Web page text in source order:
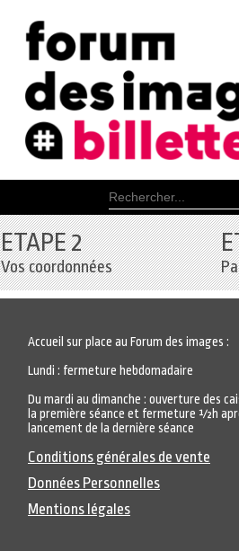
ETAPE 2
Vos coordonnées
Accueil sur place au Forum des images :
Lundi : fermeture hebdomadaire
Du mardi au dimanche : ouverture des
la première séance et fermeture ½h
lancement de la dernière séance
Conditions générales de vente
Données Personnelles
Mentions légales